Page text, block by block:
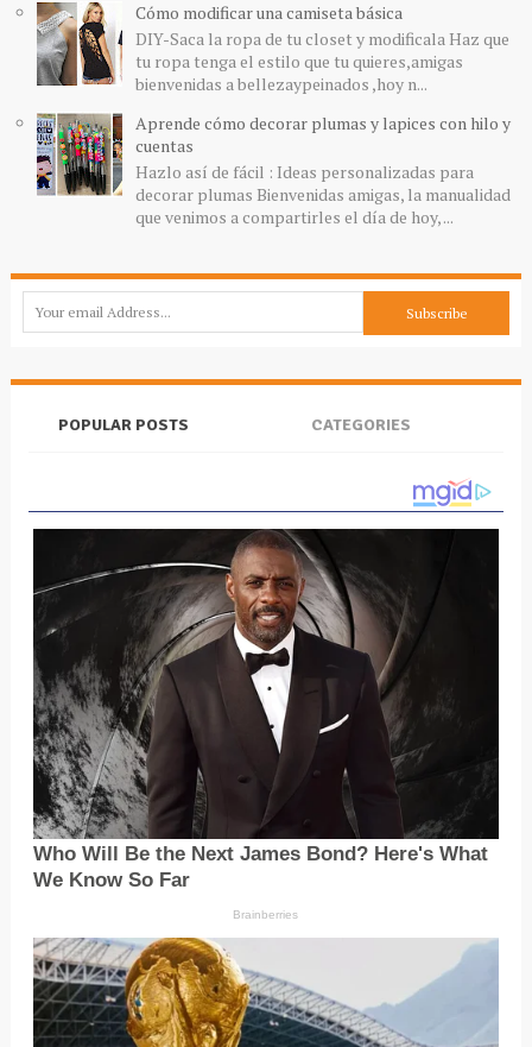
Cómo modificar una camiseta básica
DIY-Saca la ropa de tu closet y modificala Haz que
tu ropa tenga el estilo que tu quieres,amigas
bienvenidas a bellezaypeinados ,hoy n...
Aprende cómo decorar plumas y lapices con hilo y
cuentas
Hazlo así de fácil : Ideas personalizadas para
decorar plumas Bienvenidas amigas, la manualidad
que venimos a compartirles el día de hoy, ...
POPULAR POSTS CATEGORIES